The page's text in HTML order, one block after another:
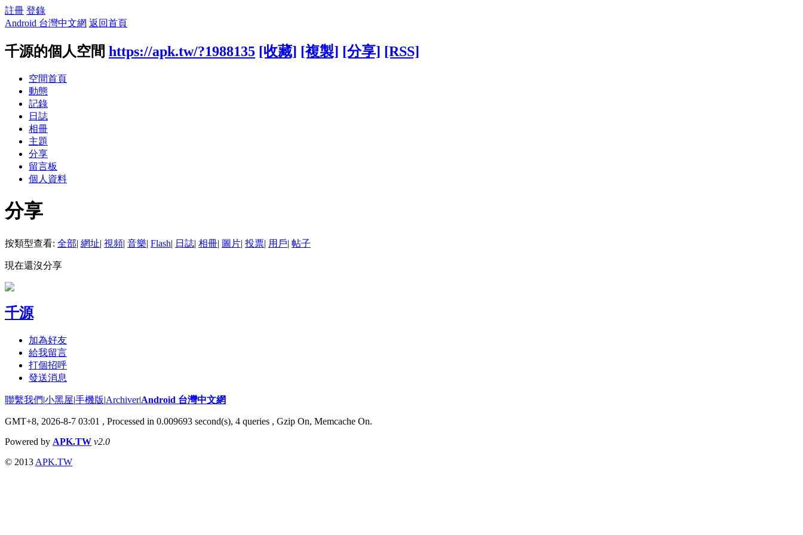
註冊 登錄
Android 台灣中文網 返回首頁
千源的個人空間 https://apk.tw/?1988135 [收藏] [複製] [分享] [RSS]
空間首頁
動態
記錄
日誌
相冊
主題
分享
留言板
個人資料
分享
按類型查看: 全部| 網址| 視頻| 音樂| Flash| 日誌| 相冊| 圖片| 投票| 用戶| 帖子
現在還沒分享
千源
加為好友
給我留言
打個招呼
發送消息
聯繫我們|小黑屋|手機版|Archiver|Android 台灣中文網
GMT+8, 2026-8-7 03:01 , Processed in 0.009693 second(s), 4 queries , Gzip On, Memcache On.
Powered by APK.TW v2.0
© 2013 APK.TW